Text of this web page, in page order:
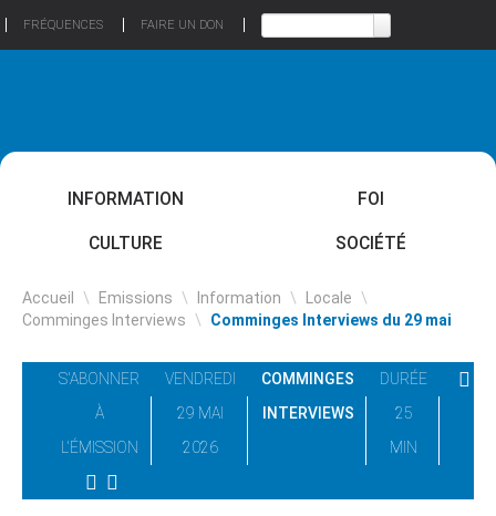
FRÉQUENCES FAIRE UN DON
INFORMATION FOI
CULTURE SOCIÉTÉ
Accueil \ Emissions \ Information \ Locale \
Comminges Interviews \ Comminges Interviews du 29 mai
S'ABONNER
À
L'ÉMISSION
VENDREDI
29 MAI
2026
COMMINGES
INTERVIEWS
DURÉE
25
MIN